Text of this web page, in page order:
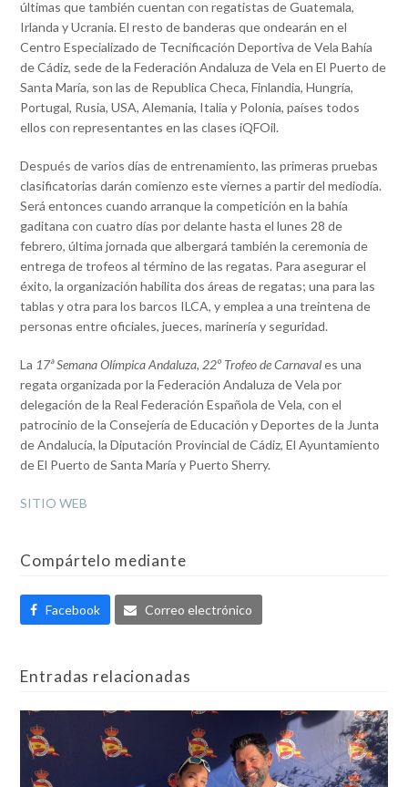
últimas que también cuentan con regatistas de Guatemala,
Irlanda y Ucrania. El resto de banderas que ondearán en el
Centro Especializado de Tecnificación Deportiva de Vela Bahía
de Cádiz, sede de la Federación Andaluza de Vela en El Puerto de
Santa María, son las de Republica Checa, Finlandia, Hungría,
Portugal, Rusia, USA, Alemania, Italia y Polonia, países todos
ellos con representantes en las clases iQFOil.
Después de varios días de entrenamiento, las primeras pruebas
clasificatorias darán comienzo este viernes a partir del mediodía.
Será entonces cuando arranque la competición en la bahía
gaditana con cuatro días por delante hasta el lunes 28 de
febrero, última jornada que albergará también la ceremonia de
entrega de trofeos al término de las regatas. Para asegurar el
éxito, la organización habilita dos áreas de regatas; una para las
tablas y otra para los barcos ILCA, y emplea a una treintena de
personas entre oficiales, jueces, marinería y seguridad.
La 17ª Semana Olímpica Andaluza, 22º Trofeo de Carnavales una
regata organizada por la Federación Andaluza de Vela por
delegación de la Real Federación Española de Vela, con el
patrocinio de la Consejería de Educación y Deportes de la Junta
de Andalucía, la Diputación Provincial de Cádiz, El Ayuntamiento
de El Puerto de Santa María y Puerto Sherry.
SITIO WEB
Compártelo mediante
Facebook Correo electrónico
Entradas relacionadas